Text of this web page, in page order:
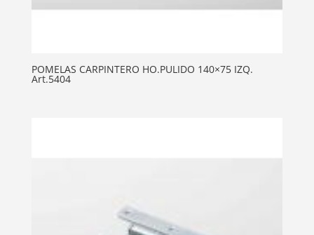
POMELAS CARPINTERO HO.PULIDO 140×75 IZQ.
Art.5404